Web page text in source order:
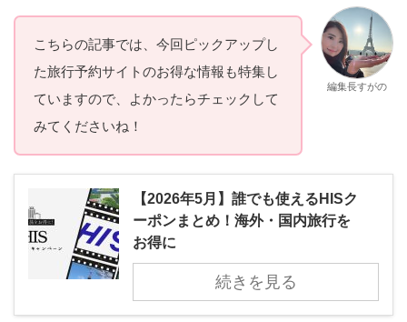
こちらの記事では、今回ピックアップし
た旅行予約サイトのお得な情報も特集し
ていますので、よかったらチェックして
みてくださいね！
編集長すがの
【2026年5月】誰でも使えるHISク
ーポンまとめ！海外・国内旅行を
お得に
続きを見る